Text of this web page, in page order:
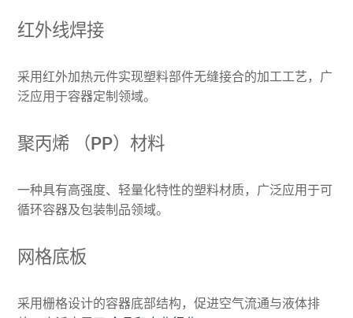
红外线焊接
采用红外加热元件实现塑料部件无缝接合的加工工艺，广
泛应用于容器定制领域。
聚丙烯 （PP）材料
一种具有高强度、轻量化特性的塑料材质，广泛应用于可
循环容器及包装制品领域。
网格底板
采用栅格设计的容器底部结构，促进空气流通与液体排